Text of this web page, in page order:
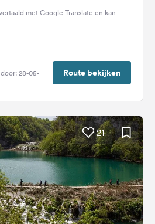
het...
met Google Translate en kan
28-05-
Route bekijken
21